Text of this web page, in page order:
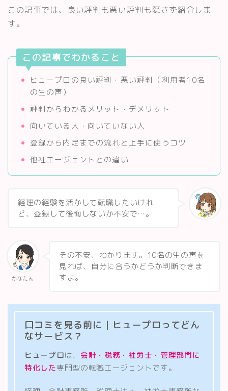
この記事では、良い評判も悪い評判も隠さず紹介しま
す。
この記事でわかること
ヒュープロの良い評判・悪い評判（利用者10名
の生の声）
評判からわかるメリット・デメリット
向いている人・向いていない人
登録から内定までの流れと上手に使うコツ
他社エージェントとの違い
経理の経験を活かして転職したいけれ
ど、登録して後悔しないか不安で…。
かなたん
その不安、わかります。10名の生の声を
見れば、自分に合うかどうか判断できま
すよ。
口コミを見る前に｜ヒュープロってどん
なサービス？
ヒュープロは、 会計・税務・社労士・管理部門に
特化した専門型の転職エージェントです。